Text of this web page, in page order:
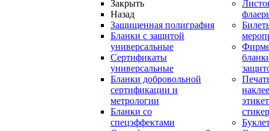
Закрыть
Назад
Защищенная полиграфия
Бланки с защитой
универсальные
Сертификаты
универсальные
Бланки добровольной
сертификации и
метрологии
Бланки со
спецэффектами